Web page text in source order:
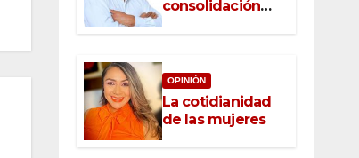
consolidación
con raíz, rumbo
OPINIÓN
La cotidianidad
de las mujeres